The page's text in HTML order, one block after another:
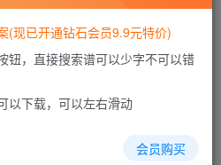
您暂无购买权限，请先开通会员
开通会员
(现已开通钻石会员9.9元特价)
钮，直接搜索谱可以少字不可以错
以下载，可以左右滑动
会员购买